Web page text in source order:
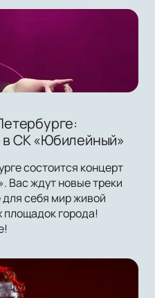
СК «Юбилейный»
состоится концерт
ждут новые треки
себя мир живой
площадок города!